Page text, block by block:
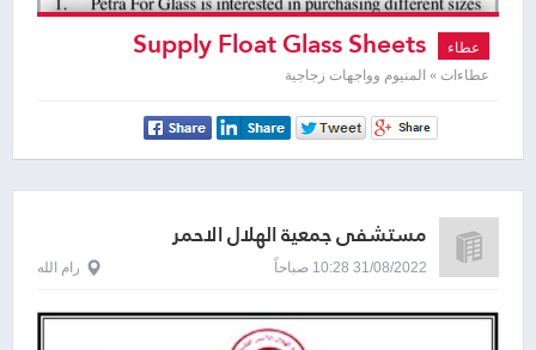
عطاء
عطاءات » المنيوم وواجهات زجاجية
مستشفى جمعية الهلال الاحمر
31/08/2022 10:28 صباحاً رام الله